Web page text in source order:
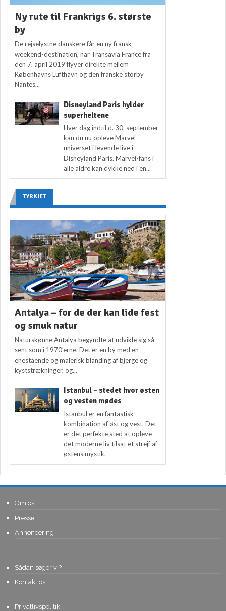
Ny rute til Frankrigs 6. største
by
De rejselystne danskere får en ny fransk
weekend-destination, når Transavia France fra
den 7. april 2019 flyver direkte mellem
Københavns Lufthavn og den franske storby
Nantes...
Disneyland Paris hylder
superheltene
Hver dag indtil d. 30. september
kan du nu opleve Marvel-
universet i levende live i
Disneyland Paris. Marvel-fans i
alle aldre kan dykke ned i en...
TYRKIET
Antalya – for de der kan lide fest
og smuk natur
Naturskønne Antalya begyndte at udvikle sig så
sent som i 1970’erne. Det er en by med en
enestående og malerisk blanding af bjerge og
kyststrækninger, og...
Istanbul – stedet hvor østen
og vesten mødes
Istanbul er en fantastisk
kombination af øst og vest. Det
er det perfekte sted at opleve
det moderne liv tilsat et strejf af
østens mystik.
Om os
Presse
Annoncering
Sådan søger vi?
Kontakt os
Privatlivspolitik